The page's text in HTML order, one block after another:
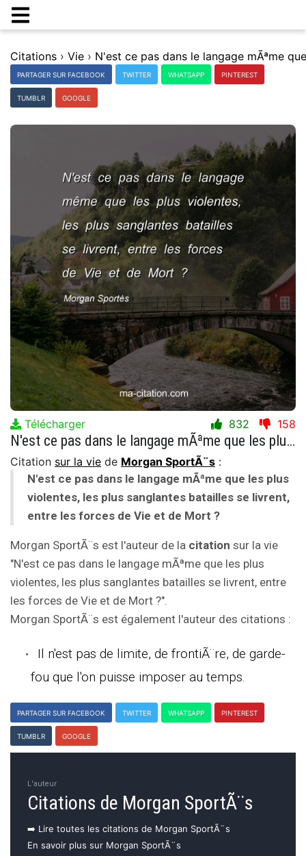
Citations › Vie ›
PARTAGER SUR FACEBOOK TWITTER WHATSAPP PINTEREST
TUMBLR GOOGLE
Télécharger 832 158
N'est ce pas dans le langage mÃªme que les plus violentes, les plus sanglantes batailles se livrent, entre les forces de Vie et de Mort ?
Citation sur la vie de Morgan SportÃ¨s :
N'est ce pas dans le langage mÃªme que les plus
violentes, les plus sanglantes batailles se livrent,
entre les forces de Vie et de Mort ?
Morgan SportÃ¨s est l'auteur de la citation sur la vie
"N'est ce pas dans le langage mÃªme que les plus
violentes, les plus sanglantes batailles se livrent, entre
les forces de Vie et de Mort ?".
Morgan SportÃ¨s est également l'auteur des citations :
Il n'est pas de limite, de frontiÃ¨re, de garde-
fou que l'on puisse imposer au temps.
PARTAGER SUR FACEBOOK TWITTER WHATSAPP PINTEREST
TUMBLR GOOGLE
L'auteur
Citations de Morgan SportÃ¨s
➡️ Lire toutes les citations de Morgan SportÃ¨s
En savoir plus sur Morgan SportÃ¨s